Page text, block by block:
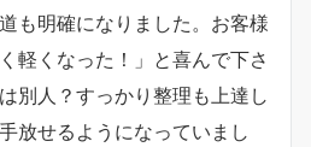
も明確になりました。お客様
軽くなった！」と喜んで下さ
別人？すっかり整理も上達し
放せるようになっていまし